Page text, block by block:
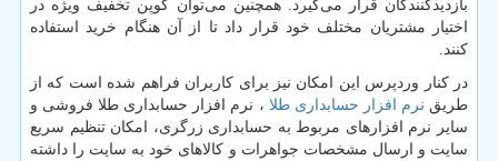
بازدیدکنندگان قرار می‌گیرد. همچنین می‌توان کوپن تخفیف ویژه در
اختیار مشتریان مختلف خود قرار داد تا از آن هنگام خرید استفاده
کنند
در کنار وردپرس این امکان نیز برای کاربران فراهم شده است که از
طریق نرم افزار حسابداری طلا ، نرم افزار حسابداری طلا فروشی و
سایر نرم افزارهای مربوط به حسابداری زرگری، امکان تنظیم سریع
سایت و ارسال مشخصات جواهرات و کالاهای خود به سایت را داشته